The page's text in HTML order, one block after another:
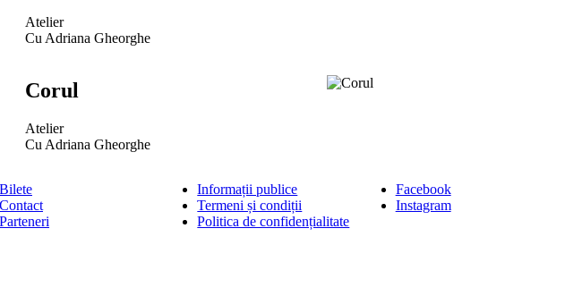
Atelier
Cu Adriana Gheorghe
Corul
Atelier
Cu Adriana Gheorghe
Bilete
Contact
Parteneri
Informații publice
Termeni și condiții
Politica de confidențialitate
Facebook
Instagram